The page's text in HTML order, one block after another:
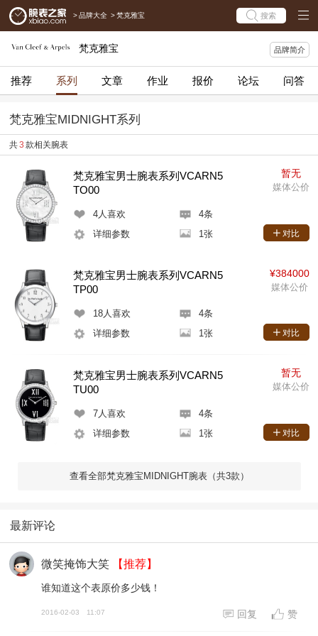
> 品牌大全 > 梵克雅宝 搜索
梵克雅宝 品牌简介
推荐 系列 文章 作业 报价 论坛 问答
梵克雅宝MIDNIGHT系列
共3 款相关腕表
梵克雅宝男士腕表系列VCARN5
TO00
4人喜欢
4条
详细参数
1张
暂无
媒体公价
对比
梵克雅宝男士腕表系列VCARN5
TP00
18人喜欢
4条
详细参数
1张
¥384000
媒体公价
对比
梵克雅宝男士腕表系列VCARN5
TU00
7人喜欢
4条
详细参数
1张
暂无
媒体公价
对比
查看全部梵克雅宝MIDNIGHT腕表（共3款）
最新评论
微笑掩饰大笑 【推荐】
谁知道这个表原价多少钱！
2016-02-03 11:07 回复 赞